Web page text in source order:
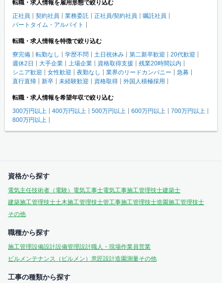
転職・求人情報を雇用形態で絞り込む
正社員
契約社員 業務委託 正社員/契約社員
嘱託社員
パートタイム・アルバイト
転職・求人情報を特徴で絞り込む
寮完備
転勤なし 学歴不問 土日祝休み 第二新卒歓迎
20代歓迎
週休2日
大手企業 上場企業 資格取得支援
残業20時間以内
シニア歓迎
女性歓迎 夜勤なし 業界のリードカンパニー
急募
直行直帰
新卒 未経験歓迎 資格取得 外国人積極採用
転職・求人情報を希望年収で絞り込む
300万円以上
400万円以上 500万円以上 600万円以上
700万円以上
800万円以上
資格から探す
電気主任技術者（電験） 電気工事士電気工事施工管理技士建築士
建築施工管理技士土木施工管理技士管工事施工管理技士造園施工管理技士
その他
職種から探す
施工管理設備設計設備管理設計職人・現場作業員営業
ビルメンテナンス（ビルメン） 意匠設計造園測量その他
工事の種類から探す